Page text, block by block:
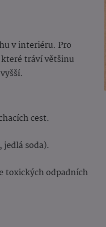
v interiéru. Pro
které tráví většinu
cest.
soda).
toxických odpadních